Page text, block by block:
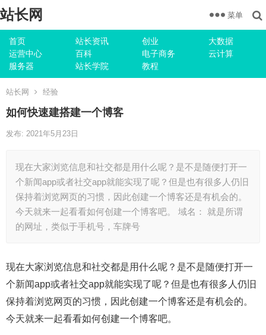
站长网
首页 站长资讯 创业
大数据
运营中心
百科 电子商务
云计算
服务器
站长学院 教程
菜单
站长网 经验
如何快速建搭建一个博客
发布: 2021年5月23日
现在大家浏览信息和社交都是用什么呢？是不是随便打开一
个新闻app或者社交app就能实现了呢？但是也有很多人仍旧
保持着浏览网页的习惯，因此创建一个博客还是有机会的。
今天就来一起看看如何创建一个博客吧。 域名： 就是所谓
的网址，类似于手机号，车牌号
现在大家浏览信息和社交都是用什么呢？是不是随便打开一
个新闻app或者社交app就能实现了呢？但是也有很多人仍旧
保持着浏览网页的习惯，因此创建一个博客还是有机会的。
今天就来一起看看如何创建一个博客吧。